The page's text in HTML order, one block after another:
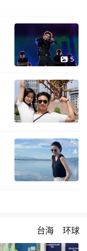
5
台海 环球